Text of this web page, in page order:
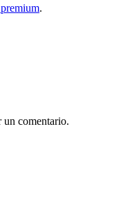
.
un comentario.